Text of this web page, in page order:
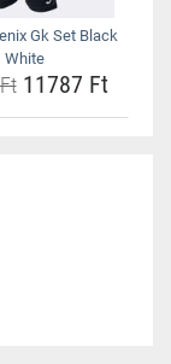
Gk Set Black
White
11787 Ft